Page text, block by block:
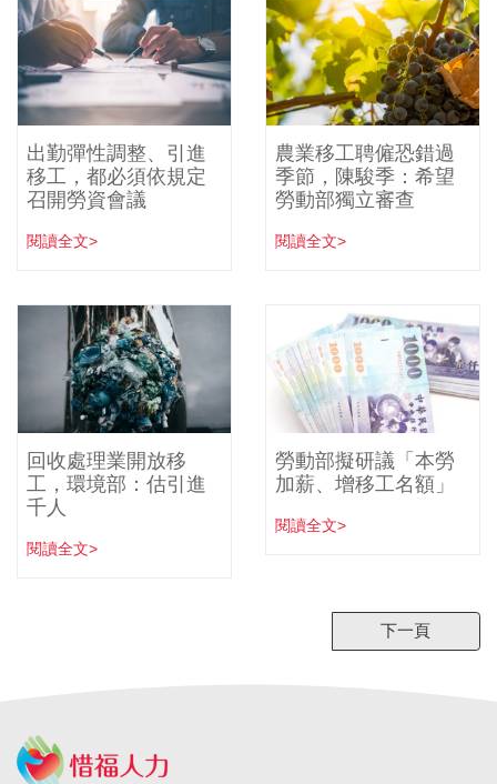
出勤彈性調整、引進
移工，都必須依規定
召開勞資會議
閱讀全文>
農業移工聘僱恐錯過
季節，陳駿季：希望
勞動部獨立審查
閱讀全文>
回收處理業開放移
工，環境部：估引進
千人
閱讀全文>
勞動部擬研議「本勞
加薪、增移工名額」
閱讀全文>
下一頁